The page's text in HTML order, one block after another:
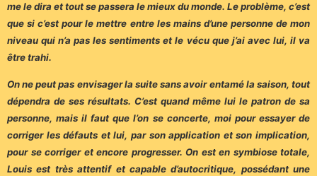
me le dira et tout se passera le mieux du monde. Le problème, c’est
que si c’est pour le mettre entre les mains d’une personne de mon
niveau qui n’a pas les sentiments et le vécu que j’ai avec lui, il va
être trahi.
On ne peut pas envisager la suite sans avoir entamé la saison, tout
dépendra de ses résultats. C’est quand même lui le patron de sa
personne, mais il faut que l’on se concerte, moi pour essayer de
corriger les défauts et lui, par son application et son implication,
pour se corriger et encore progresser. On est en symbiose totale,
Louis est très attentif et capable d’autocritique, possédant une